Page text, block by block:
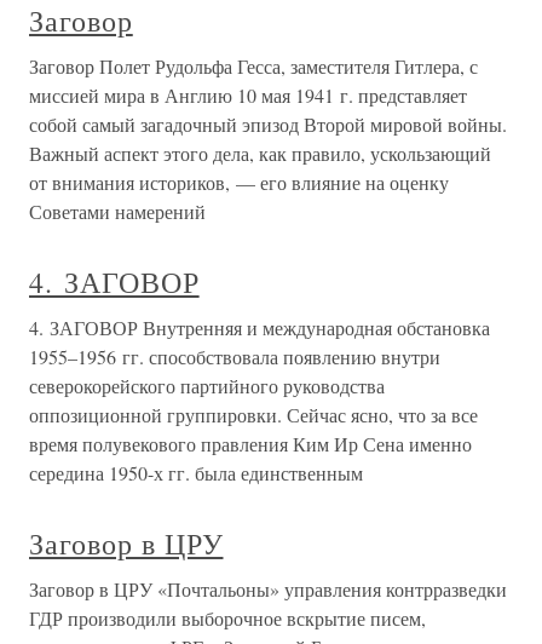
Заговор
Заговор Полет Рудольфа Гесса, заместителя Гитлера, с
миссией мира в Англию 10 мая 1941 г. представляет
собой самый загадочный эпизод Второй мировой войны.
Важный аспект этого дела, как правило, ускользающий
от внимания историков, — его влияние на оценку
Советами намерений
4. ЗАГОВОР
4. ЗАГОВОР Внутренняя и международная обстановка
1955–1956 гг. способствовала появлению внутри
северокорейского партийного руководства
оппозиционной группировки. Сейчас ясно, что за все
время полувекового правления Ким Ир Сена именно
середина 1950-х гг. была единственным
Заговор в ЦРУ
Заговор в ЦРУ «Почтальоны» управления контрразведки
ГДР производили выборочное вскрытие писем,